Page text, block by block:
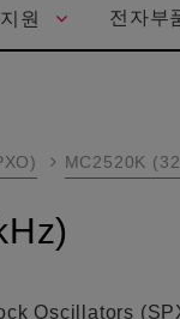
지원 전자부
MC2520K
Oscillators